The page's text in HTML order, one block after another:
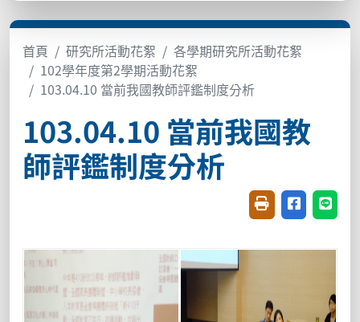
首頁 研究所活動花絮
各學期研究所活動花絮
102學年度第2學期活動花絮
103.04.10 當前我國教師評鑑制度分析
103.04.10 當前我國教
師評鑑制度分析
友善列印(開新視
分享至臉書
分享